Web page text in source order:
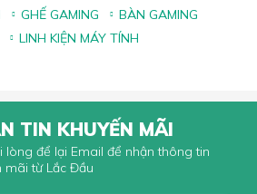
GHẾ GAMING
BÀN GAMING
LINH KIỆN MÁY TÍNH
TIN KHUYẾN MÃI
lòng để lại Email để nhận thông tin
mãi từ Lắc Đầu